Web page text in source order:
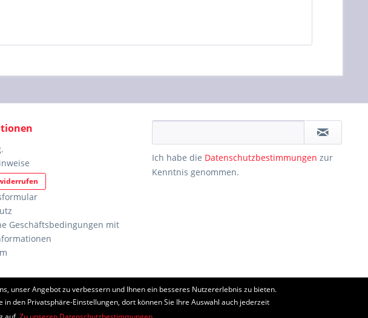
Geschäftsbedingungen mit
Ich habe die Datenschutzbestimmungen zur
Kenntnis genommen.
wenn nicht anders beschrieben
unser Angebot zu verbessern und Ihnen ein besseres Nutzererlebnis zu bieten.
den Privatsphäre-Einstellungen, dort können Sie Ihre Auswahl auch jederzeit